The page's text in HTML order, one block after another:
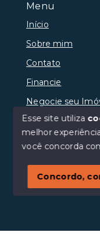
Olá!
Menu
Início
Sobre mim
Contato
Financie
Negocie seu
© Copyright 2026 -
SITE PARA IMOBILIARIA
Esse site utiliza
melhor
você concorda
Concordo,